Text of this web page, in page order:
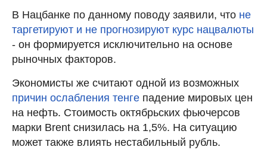
В Нацбанке по данному поводу заявили, что не
таргетируют и не прогнозируют курс нацвалюты
- он формируется исключительно на основе
рыночных факторов.
Экономисты же считают одной из возможных
причин ослабления тенге падение мировых цен
на нефть. Стоимость октябрьских фьючерсов
марки Brent снизилась на 1,5%. На ситуацию
может также влиять нестабильный рубль.